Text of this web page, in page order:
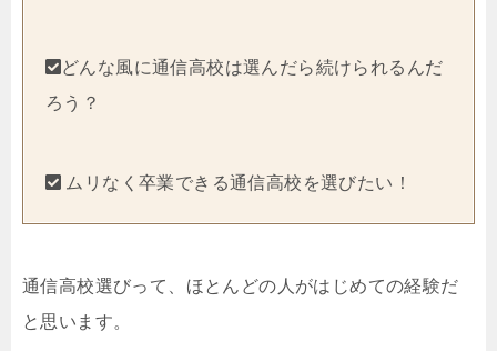
どんな風に通信高校は選んだら続けられるんだ
ろう？
ムリなく卒業できる通信高校を選びたい！
通信高校選びって、ほとんどの人がはじめての経験だ
と思います。